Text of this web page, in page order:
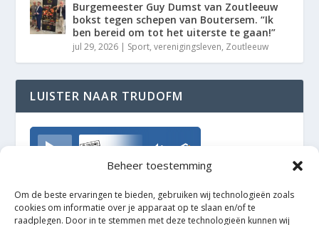
Beheer toestemming
Om de beste ervaringen te bieden, gebruiken wij technologieën zoals
cookies om informatie over je apparaat op te slaan en/of te
raadplegen. Door in te stemmen met deze technologieën kunnen wij
Burgemeester Guy Dumst van Zoutleeuw
bokst tegen schepen van Boutersem. “Ik
ben bereid om tot het uiterste te gaan!”
jul 29, 2026 | Sport,verenigingsleven, Zoutleeuw
LUISTER NAAR TRUDOFM
TrudoFM